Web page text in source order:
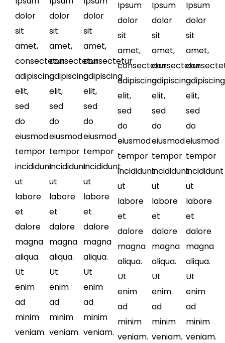
dolor
sit
amet,
consectetur
adipiscing
elit,
sed
do
eiusmod
tempor
incididunt
ut
labore
et
dalore
magna
aliqua.
Ut
enim
ad
minim
veniam.
dolor
sit
amet,
consectetur
adipiscing
elit,
sed
do
eiusmod
tempor
incididunt
ut
labore
et
dalore
magna
aliqua.
Ut
enim
ad
minim
veniam.
dolor
sit
amet,
consectetur
adipiscing
elit,
sed
do
eiusmod
tempor
incididunt
ut
labore
et
dalore
magna
aliqua.
Ut
enim
ad
minim
veniam.
Ipsum
dolor
sit
amet,
consectetur
adipiscing
elit,
sed
do
eiusmod
tempor
incididunt
ut
labore
et
dalore
magna
aliqua.
Ut
enim
ad
minim
veniam.
Ipsum
dolor
sit
amet,
consectetur
adipiscing
elit,
sed
do
eiusmod
tempor
incididunt
ut
labore
et
dalore
magna
aliqua.
Ut
enim
ad
minim
veniam.
Ipsum
dolor
sit
amet,
adipiscing
elit,
sed
do
eiusmod
tempor
incididunt
ut
labore
et
dalore
magna
aliqua.
Ut
enim
ad
minim
veniam.